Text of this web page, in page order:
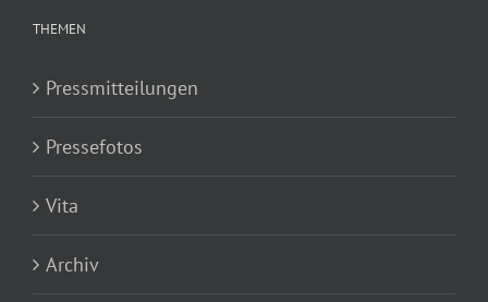
THEMEN
Pressmitteilungen
Pressefotos
Vita
Archiv